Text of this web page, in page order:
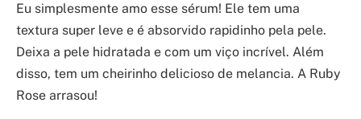
Eu simplesmente amo esse sérum! Ele tem uma
textura super leve e é absorvido rapidinho pela pele.
Deixa a pele hidratada e com um viço incrível. Além
disso, tem um cheirinho delicioso de melancia. A Ruby
Rose arrasou!